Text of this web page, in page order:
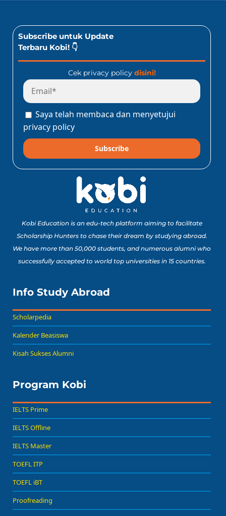
Subscribe untuk Update
Terbaru Kobi! 👇
Cek privacy policy disini!
Saya telah membaca dan menyetujui
privacy policy
Subscribe
Kobi Education is an edu-tech platform aiming to facilitate
Scholarship Hunters to chase their dream by studying abroad.
We have more than 50,000 students, and numerous alumni who
successfully accepted to world top universities in 15 countries.
Info Study Abroad
Scholarpedia
Kalender Beasiswa
Kisah Sukses Alumni
Program Kobi
IELTS Prime
IELTS Offline
IELTS Master
TOEFL ITP
TOEFL iBT
Proofreading